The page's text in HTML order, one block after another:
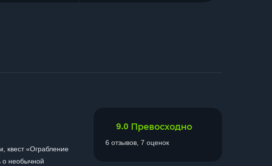
квест «Ограбление
о необычной
9.0 Превосходно
6 отзывов, 7 оценок